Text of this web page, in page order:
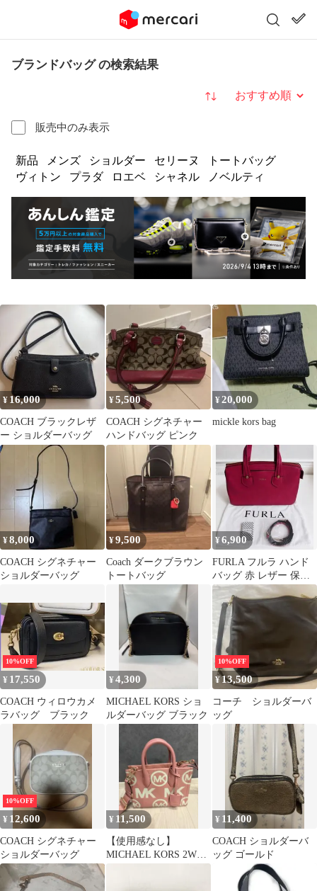
ブランドバッグ の検索結果
販売中のみ表示
並び替え
新品 メンズ ショルダー セリーヌ
トートバッグ
ヴィトン
プラダ ロエベ シャネル ノベルティ
¥ 16,000
COACH ブラックレザ
ー ショルダーバッグ
¥5,500
COACH シグネチャー
ハンドバッグ ピンク
¥20,000
mickle kors bag
¥8,000
COACH シグネチャー
ショルダーバッグ
¥9,500
Coach ダークブラウン
トートバッグ
¥6,900
FURLA フルラ ハンド
バッグ 赤 レザー 保存
袋・ストラップ付 ほぼ
未使用
10%OFF
¥ 17,550
COACH ウィロウカメ
ラバッグ ブラック
¥4,300
MICHAEL KORS ショ
ルダーバッグ ブラック
10%OFF
¥13,500
コーチ ショルダーバ
ッグ
10%OFF
¥ 12,600
COACH シグネチャー
ショルダーバッグ
¥ 11,500
【使用感なし】
MICHAEL KORS 2WAY
¥ 11,400
COACH ショルダーバ
ッグ ゴールド